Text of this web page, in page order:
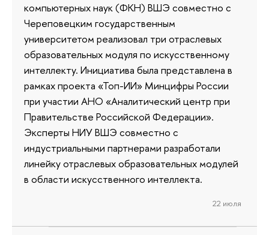
компьютерных наук (ФКН) ВШЭ совместно с
Череповецким государственным
университетом реализовал три отраслевых
образовательных модуля по искусственному
интеллекту. Инициатива была представлена в
рамках проекта «Топ-ИИ» Минцифры России
при участии АНО «Аналитический центр при
Правительстве Российской Федерации».
Эксперты НИУ ВШЭ совместно с
индустриальными партнерами разработали
линейку отраслевых образовательных модулей
в области искусственного интеллекта.
22 июля